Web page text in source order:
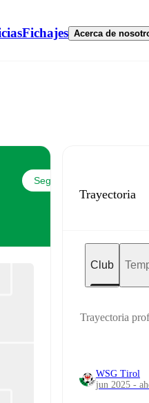
Fichajes Acerca de
Seguir
Trayectoria
Club
Trayectoria
WSG Tirol
jun 2025 -